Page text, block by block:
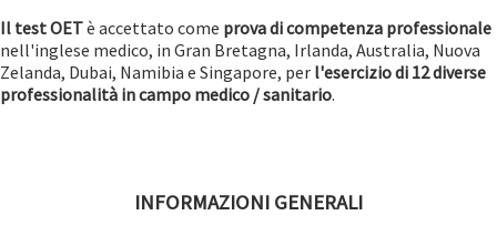
Il test OETè accettato come prova di competenza professionale
nell'inglese medico, in Gran Bretagna, Irlanda, Australia, Nuova
Zelanda, Dubai, Namibia e Singapore, per l'esercizio di 12 diverse
professionalità in campo medico / sanitario.
INFORMAZIONI GENERALI